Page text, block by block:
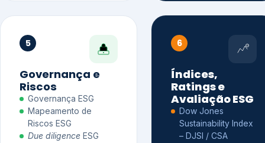
5
Governança e
Riscos
Governança ESG
Mapeamento de
Riscos ESG
Due diligence ESG
6
Índices,
Ratings e
Avaliação ESG
Dow Jones
Sustainability Index
– DJSI / CSA